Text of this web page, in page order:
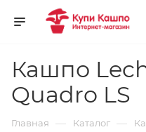
Кашпо
Quadro LS
Главная — Каталог —